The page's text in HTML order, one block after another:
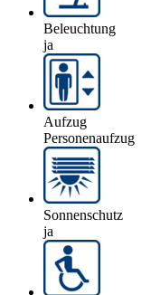
Beleuchtung
ja
Aufzug
Personenaufzug
Sonnenschutz
ja